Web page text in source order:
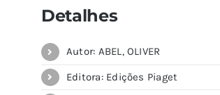
Detalhes
Autor: ABEL, OLIVER
Editora: Edições Piaget